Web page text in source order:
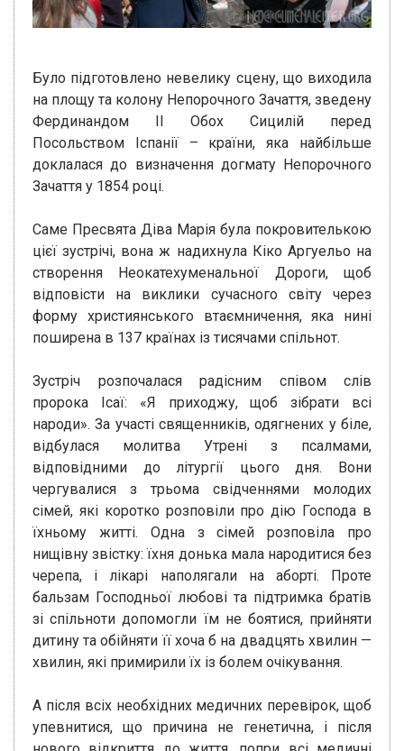
Було підготовлено невелику сцену, що виходила
на площу та колону Непорочного Зачаття, зведену
Фердинандом II Обох Сицилій перед
Посольством Іспанії – країни, яка найбільше
доклалася до визначення догмату Непорочного
Зачаття у 1854 році.
Саме Пресвята Діва Марія була покровителькою
цієї зустрічі, вона ж надихнула Кіко Аргуельо на
створення Неокатехуменальної Дороги, щоб
відповісти на виклики сучасного світу через
форму християнського втаємничення, яка нині
поширена в 137 країнах із тисячами спільнот.
Зустріч розпочалася радісним співом слів
пророка Ісаї: «Я приходжу, щоб зібрати всі
народи». За участі священників, одягнених у біле,
відбулася молитва Утрені з псалмами,
відповідними до літургії цього дня. Вони
чергувалися з трьома свідченнями молодих
сімей, які коротко розповіли про дію Господа в
їхньому житті. Одна з сімей розповіла про
нищівну звістку: їхня донька мала народитися без
черепа, і лікарі наполягали на аборті. Проте
бальзам Господньої любові та підтримка братів
зі спільноти допомогли їм не боятися, прийняти
дитину та обійняти її хоча б на двадцять хвилин —
хвилин, які примирили їх із болем очікування.
А після всіх необхідних медичних перевірок, щоб
упевнитися, що причина не генетична, і після